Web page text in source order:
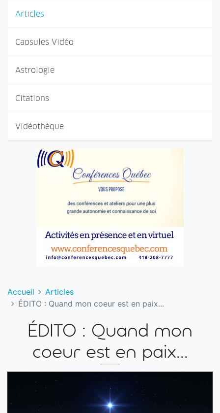
Articles
Capsules Vidéo
Astrologie
Citations
Vidéothèque
Accueil
Articles
ÉDITO : Quand mon coeur est en paix...
ÉDITO : Quand mon
coeur est en paix...